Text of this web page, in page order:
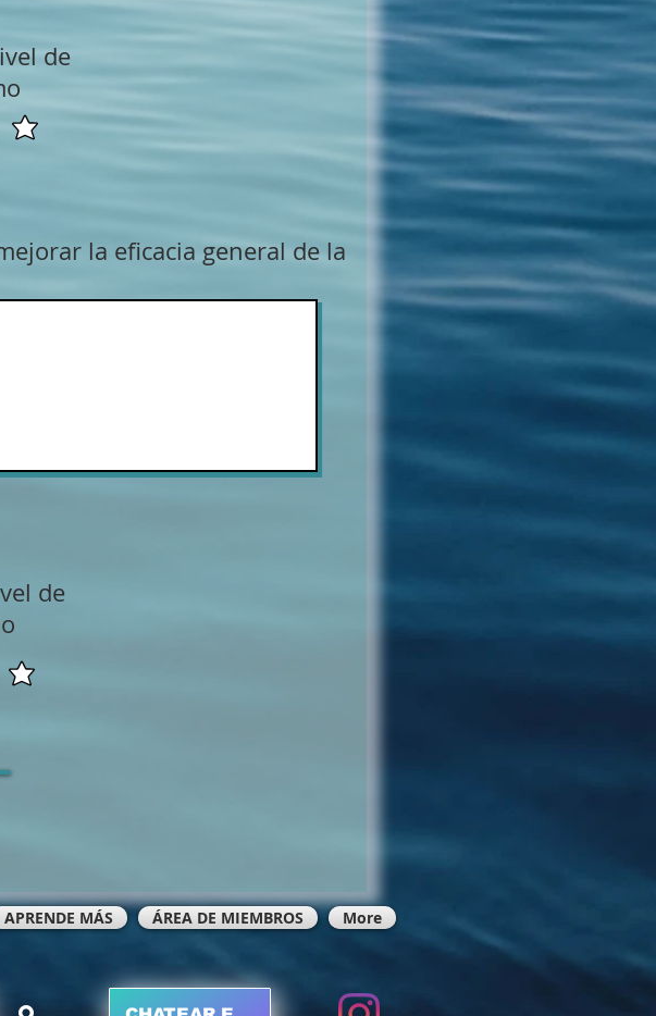
de
de
la eficacia general de la
APRENDE MÁS ÁREA DE MIEMBROS More